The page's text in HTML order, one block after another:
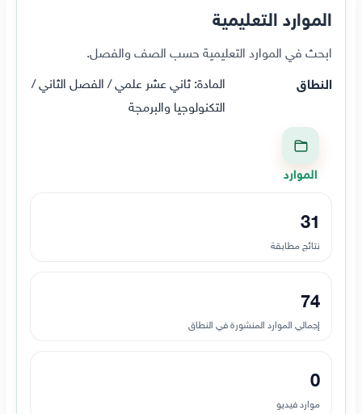
الموارد التعليمية
ابحث في الموارد التعليمية حسب الصف والفصل.
النطاق
المادة: ثاني عشر علمي / الفصل الثاني /
التكنولوجيا والبرمجة
الموارد
31
نتائج مطابقة
74
إجمالي الموارد المنشورة في النطاق
0
موارد فيديو